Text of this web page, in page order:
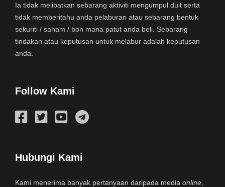
Ia tidak melibatkan sebarang aktiviti mengumpul duit serta
tidak memberitahu anda pelaburan atau sebarang bentuk
sekuriti / saham / bon mana patut anda beli. Sebarang
tindakan atau keputusan untuk melabur adalah keputusan
anda.
Follow Kami
Hubungi Kami
Kami menerima banyak pertanyaan daripada media online